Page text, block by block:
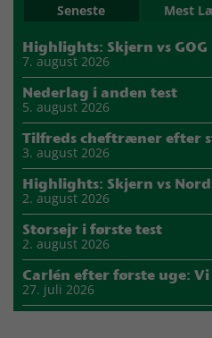
Seneste Mest
Highlights: Skjern vs GOG
7. august 2026
Nederlag i anden test
5. august 2026
Tilfreds cheftræner efter
3. august 2026
Highlights: Skjern vs
2. august 2026
Storsejr i første test
2. august 2026
27. juli 2026